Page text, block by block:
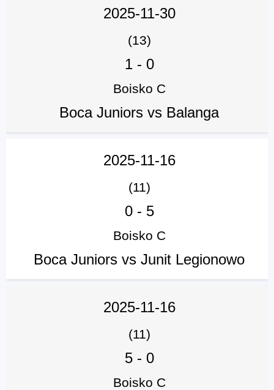
2025-11-30
(13)
1- 0
Boisko C
Boca Juniors vs Balanga
2025-11-16
(11)
0- 5
Boisko C
Boca Juniors vs Junit Legionowo
2025-11-16
(11)
5- 0
Boisko C